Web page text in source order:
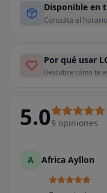
Disponible en
Consulta el
Por qué usar
Descubre cómo te
5.09 opiniones
A Africa Ayllon